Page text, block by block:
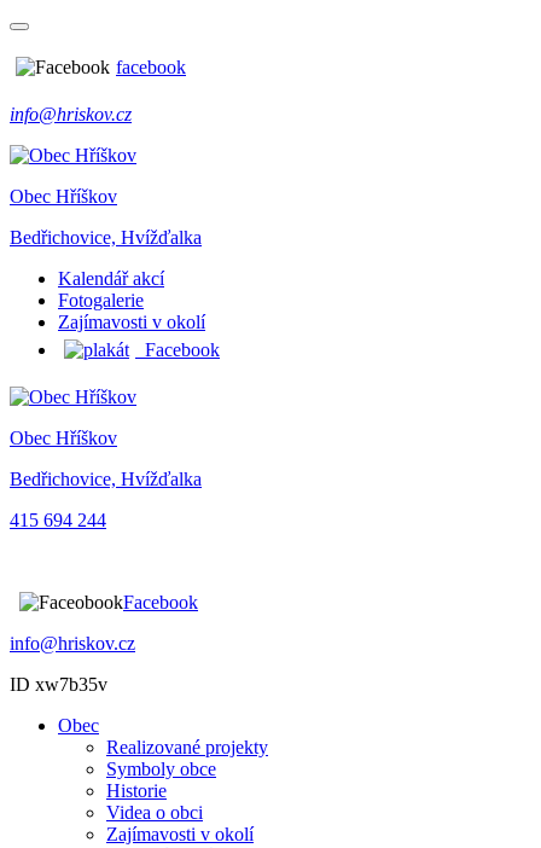
facebook
info@hriskov.cz
Obec Hříškov
Bedřichovice, Hvížďalka
Kalendář akcí
Fotogalerie
Zajímavosti v okolí
Facebook
Obec Hříškov
Bedřichovice, Hvížďalka
415 694 244
Facebook
info@hriskov.cz
ID xw7b35v
Obec
Realizované projekty
Symboly obce
Historie
Videa o obci
Zajímavosti v okolí